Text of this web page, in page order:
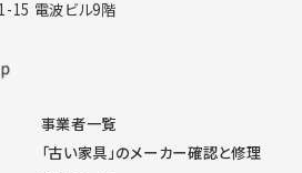
15 電波ビル9階
事業者一覧
「古い家具」のメーカー確認と修理